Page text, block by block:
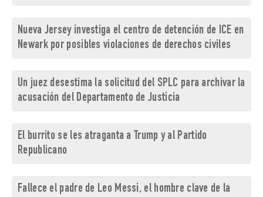
Nueva Jersey investiga el centro de detención de ICE en
Newark por posibles violaciones de derechos civiles
Un juez desestima la solicitud del SPLC para archivar la
acusación del Departamento de Justicia
El burrito se les atraganta a Trump y al Partido
Republicano
Fallece el padre de Leo Messi, el hombre clave de la